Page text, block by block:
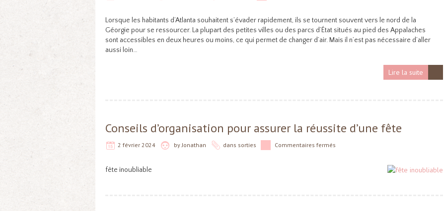
Lorsque les habitants d’Atlanta souhaitent s’évader rapidement, ils se tournent souvent vers le nord de la
Géorgie pour se ressourcer. La plupart des petites villes ou des parcs d’État situés au pied des Appalaches
sont accessibles en deux heures ou moins, ce qui permet de changer d’air. Mais il n’est pas nécessaire d’aller
aussi loin…
Lire la suite
Conseils d’organisation pour assurer la réussite d’une fête
2 février 2024 byJonathan dans sorties Commentaires fermés
fête inoubliable